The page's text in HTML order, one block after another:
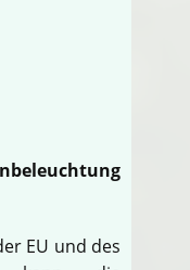
EU und des